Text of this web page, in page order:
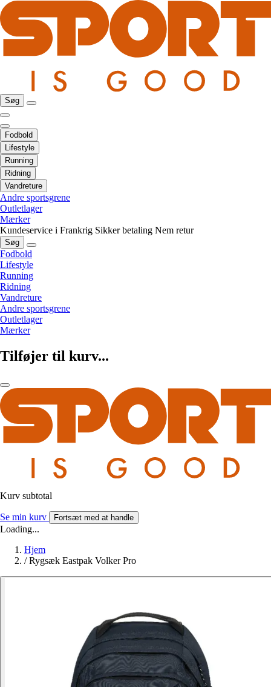
Søg
Fodbold
Lifestyle
Running
Ridning
Vandreture
Andre sportsgrene
Outletlager
Mærker
Kundeservice i Frankrig Sikker betaling Nem retur
Søg
Fodbold
Lifestyle
Running
Ridning
Vandreture
Andre sportsgrene
Outletlager
Mærker
Tilføjer til kurv...
Kurv subtotal
Se min kurv Fortsæt med at handle
Loading...
Hjem
/ Rygsæk Eastpak Volker Pro